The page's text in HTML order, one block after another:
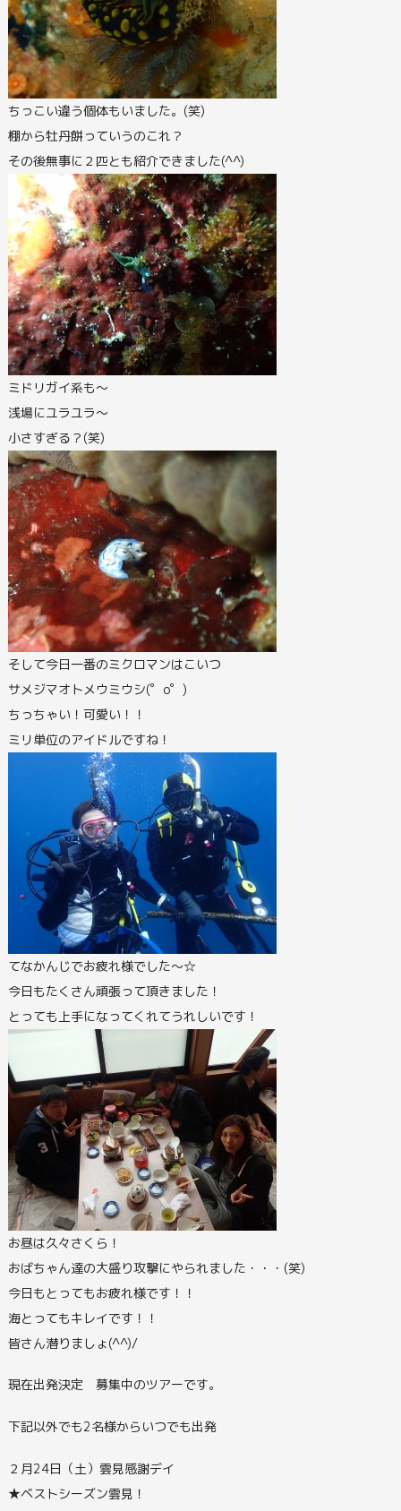
ちっこい違う個体もいました。(笑)
棚から牡丹餅っていうのこれ？
その後無事に２匹とも紹介できました(^^)
ミドリガイ系も～
浅場にユラユラ～
小さすぎる？(笑)
そして今日一番のミクロマンはこいつ
サメジマオトメウミウシ(゜o゜)
ちっちゃい！可愛い！！
ミリ単位のアイドルですね！
てなかんじでお疲れ様でした～☆
今日もたくさん頑張って頂きました！
とっても上手になってくれてうれしいです！
お昼は久々さくら！
おばちゃん達の大盛り攻撃にやられました・・・(笑)
今日もとってもお疲れ様です！！
海とってもキレイです！！
皆さん潜りましょ(^^)/
現在出発決定 募集中のツアーです。
下記以外でも2名様からいつでも出発
２月24日（土）雲見感謝デイ
★ベストシーズン雲見！